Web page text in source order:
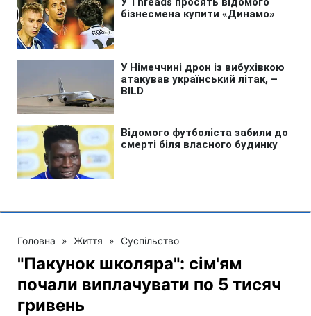
Головна » Життя » Суспільство
"Пакунок школяра": сім'ям
почали виплачувати по 5 тисяч
гривень